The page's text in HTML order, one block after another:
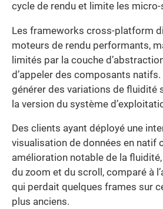
cycle de rendu et limite les
Les frameworks cross-platform
moteurs de rendu performants,
limités par la couche
d’appeler des composants
générer des variations de fluidité
la version du système
Des clients ayant déployé une
visualisation de données en natif
amélioration notable de la
du zoom et du scroll, comparé à
qui perdait quelques frames sur
plus anciens.